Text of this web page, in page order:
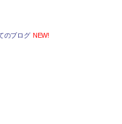
のブログ NEW!